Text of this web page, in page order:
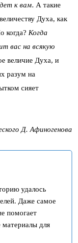
к вам. А такие
Духа, как
когда? Когда
вас на всякую
величие Духа, и
разум на
сияет
Д. Афиногенова
удалось
Даже самое
помогает
материалы для